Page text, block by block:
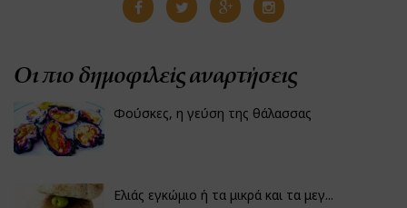
Οι πιο δημοφιλείς αναρτήσεις
Φούσκες, η γεύση της θάλασσας
Ελιάς εγκώμιο ή τα μικρά και τα μεγ...